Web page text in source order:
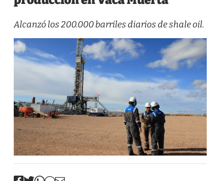
Alcanzó los 200.000 barriles diarios de shale oil.